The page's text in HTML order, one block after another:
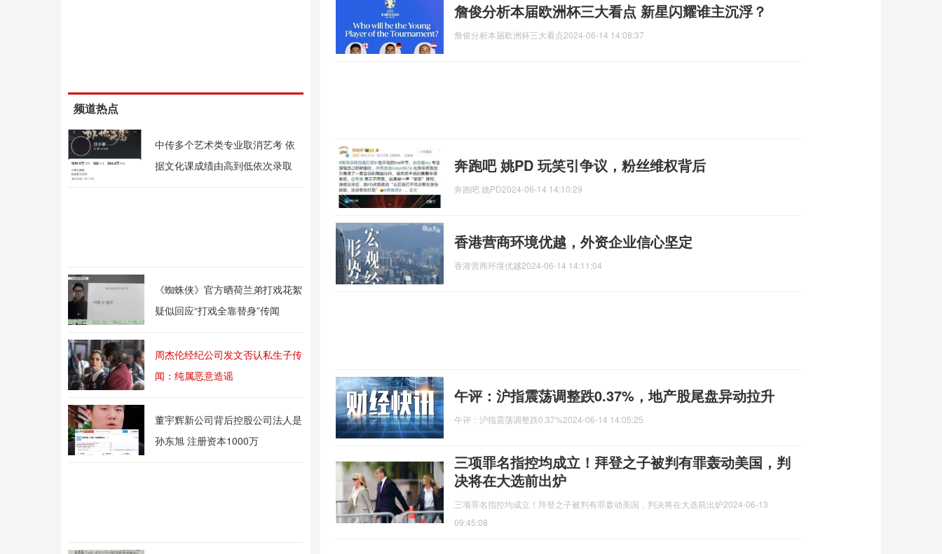
频道热点
中传多个艺术类专业取消艺考 依
据文化课成绩由高到低依次录取
《蜘蛛侠》官方晒荷兰弟打戏花絮
疑似回应“打戏全靠替身”传闻
周杰伦经纪公司发文否认私生子传
闻：纯属恶意造谣
董宇辉新公司背后控股公司法人是
孙东旭 注册资本1000万
詹俊分析本届欧洲杯三大看点 新星闪耀谁主沉浮？
詹俊分析本届欧洲杯三大看点2024-06-14 14:08:37
奔跑吧 姚PD 玩笑引争议，粉丝维权背后
奔跑吧 姚PD2024-06-14 14:10:29
香港营商环境优越，外资企业信心坚定
香港营商环境优越2024-06-14 14:11:04
午评：沪指震荡调整跌0.37%，地产股尾盘异动拉升
午评：沪指震荡调整跌0.37%2024-06-14 14:05:25
三项罪名指控均成立！拜登之子被判有罪轰动美国，判
决将在大选前出炉
三项罪名指控均成立！拜登之子被判有罪轰动美国，判决将在大选前出炉2024-06-13
09:45:08